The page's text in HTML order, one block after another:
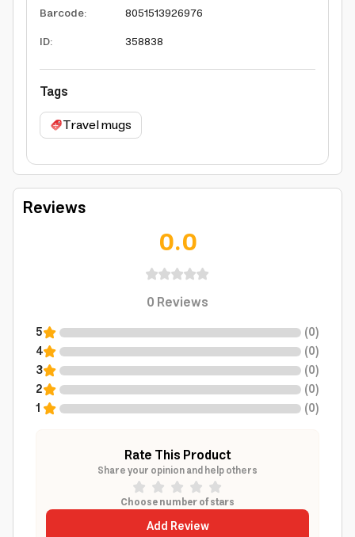
Barcode:
8051513926976
ID: 358838
Tags
Travel mugs
Reviews
0.0
0Reviews
5 (0)
4
(0)
3
(0)
2
(0)
1
(0)
Rate This Product
Share your opinion and help others
Choose number of stars
Add Review